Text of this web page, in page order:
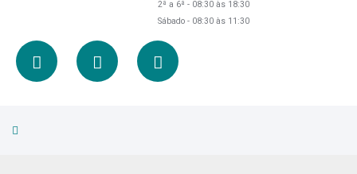
2ª a 6ª - 08:30 às 18:30
Sábado - 08:30 às 11:30